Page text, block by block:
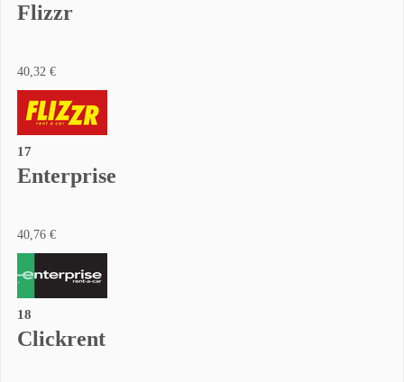
Flizzr
40,32 €
17
Enterprise
40,76 €
18
Clickrent